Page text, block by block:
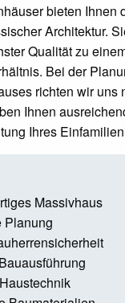
bieten Ihnen
Architektur.
Qualität zu
Bei der
richten wir uns
Ihnen
Ihres
Massivhaus
Planung